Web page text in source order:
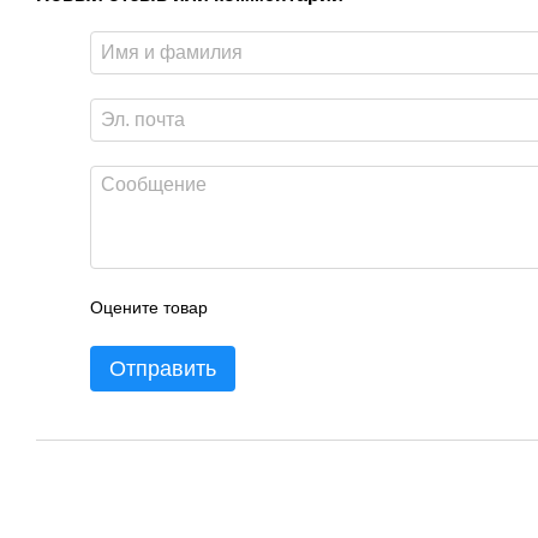
Оцените товар
Отправить